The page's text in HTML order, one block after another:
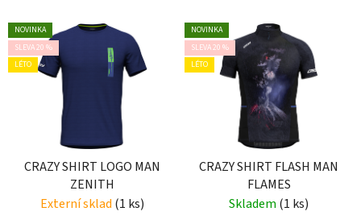
NOVINKA
SLEVA 20 %
LÉTO
CRAZY SHIRT LOGO MAN
ZENITH
Externí sklad (1 ks)
NOVINKA
SLEVA 20 %
LÉTO
CRAZY SHIRT FLASH MAN
FLAMES
Skladem (1 ks)